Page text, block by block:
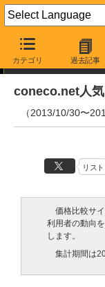
カテゴリ 過去記事
ランキング
coneco.net人気
（2013/10/30〜
リスト
価格比較サイ
利用者の動向
します。
集計期間は